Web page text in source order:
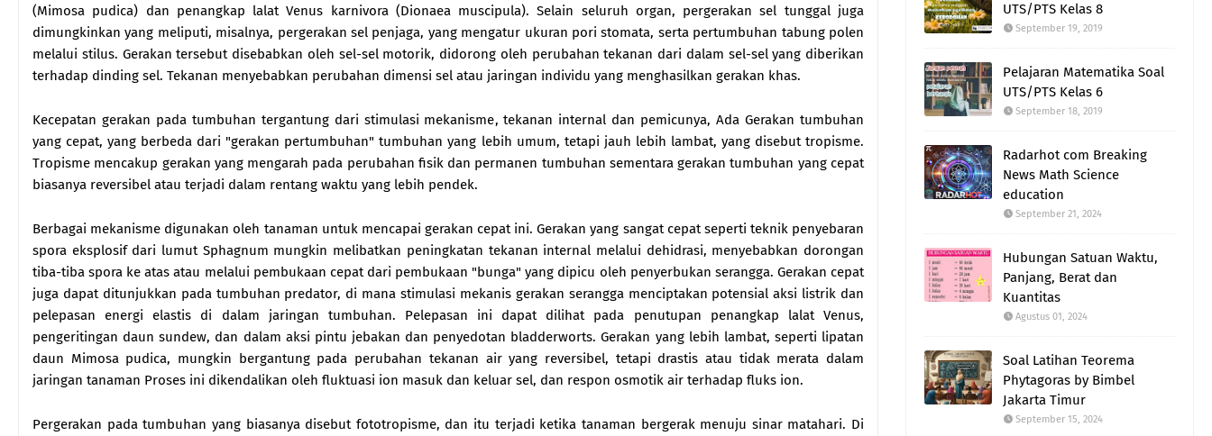
(Mimosa pudica) dan penangkap lalat Venus karnivora (Dionaea muscipula). Selain seluruh organ, pergerakan sel tunggal juga
dimungkinkan yang meliputi, misalnya, pergerakan sel penjaga, yang mengatur ukuran pori stomata, serta pertumbuhan tabung polen
melalui stilus. Gerakan tersebut disebabkan oleh sel-sel motorik, didorong oleh perubahan tekanan dari dalam sel-sel yang diberikan
terhadap dinding sel. Tekanan menyebabkan perubahan dimensi sel atau jaringan individu yang menghasilkan gerakan khas.
Kecepatan gerakan pada tumbuhan tergantung dari stimulasi mekanisme, tekanan internal dan pemicunya, Ada Gerakan tumbuhan
yang cepat, yang berbeda dari "gerakan pertumbuhan" tumbuhan yang lebih umum, tetapi jauh lebih lambat, yang disebut tropisme.
Tropisme mencakup gerakan yang mengarah pada perubahan fisik dan permanen tumbuhan sementara gerakan tumbuhan yang cepat
biasanya reversibel atau terjadi dalam rentang waktu yang lebih pendek.
Berbagai mekanisme digunakan oleh tanaman untuk mencapai gerakan cepat ini. Gerakan yang sangat cepat seperti teknik penyebaran
spora eksplosif dari lumut Sphagnum mungkin melibatkan peningkatan tekanan internal melalui dehidrasi, menyebabkan dorongan
tiba-tiba spora ke atas atau melalui pembukaan cepat dari pembukaan "bunga" yang dipicu oleh penyerbukan serangga. Gerakan cepat
juga dapat ditunjukkan pada tumbuhan predator, di mana stimulasi mekanis gerakan serangga menciptakan potensial aksi listrik dan
pelepasan energi elastis di dalam jaringan tumbuhan. Pelepasan ini dapat dilihat pada penutupan penangkap lalat Venus,
pengeritingan daun sundew, dan dalam aksi pintu jebakan dan penyedotan bladderworts. Gerakan yang lebih lambat, seperti lipatan
daun Mimosa pudica, mungkin bergantung pada perubahan tekanan air yang reversibel, tetapi drastis atau tidak merata dalam
jaringan tanaman Proses ini dikendalikan oleh fluktuasi ion masuk dan keluar sel, dan respon osmotik air terhadap fluks ion.
Pergerakan pada tumbuhan yang biasanya disebut fototropisme, dan itu terjadi ketika tanaman bergerak menuju sinar matahari. Di
UTS/PTS Kelas 8
September 19, 2019
Pelajaran Matematika Soal
UTS/PTS Kelas 6
September 18, 2019
Radarhot com Breaking
News Math Science
education
September 21, 2024
Hubungan Satuan Waktu,
Panjang, Berat dan
Kuantitas
Agustus 01, 2024
Soal Latihan Teorema
Phytagoras by Bimbel
Jakarta Timur
September 15, 2024